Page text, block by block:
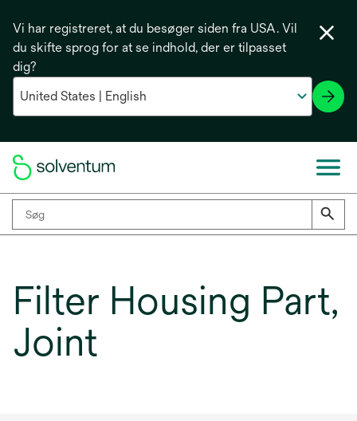
Vi har registreret, at du besøger siden fra USA. Vil
du skifte sprog for at se indhold, der er tilpasset
dig?
Filter Housing Part,
Joint